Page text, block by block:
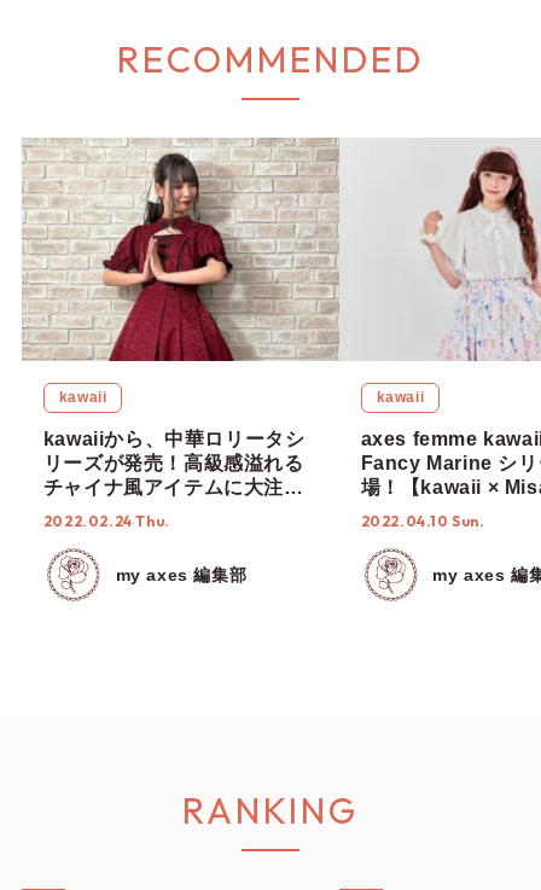
RECOMMENDED
kawaii
kawaiiから、中華ロリータシ
リーズが発売！高級感溢れる
チャイナ風アイテムに大注目
♩
2022.02.24 Thu.
my axes 編集部
kawaii
axes femme
Fancy Marine シリ
場！【kawaii ×
& RinRin Doll 】
2022.04.10 Sun.
my axes 編
RANKING